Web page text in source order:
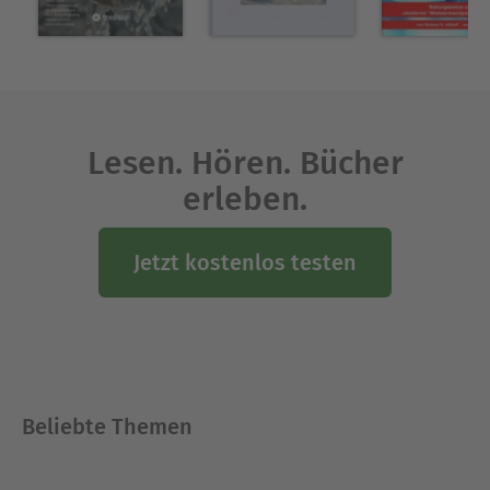
wird das Wasser in Ihrem Leben einen neuen
Stellenwert haben, als Freund, als Mentor und
Über Burkhard Koller
Bayerischen Wald geboren. Aufgewachsen ist er
als 2. Kind zusammen mit zwei Geschwistern auf
ließen. Er erlernte den künstlerischen Beruf des
Lesen. Hören. Bücher
erleben.
Jetzt kostenlos testen
Beliebte Themen